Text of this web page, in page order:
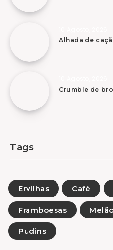
Alhada de
Crumble de
Tags
Ervilhas Café
Framboesas
Pudins